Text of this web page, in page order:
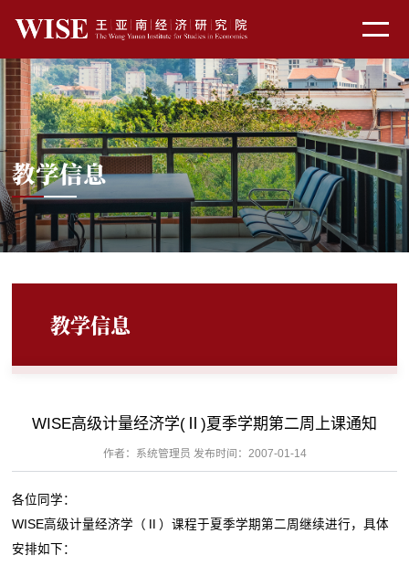
教学信息
教学信息
WISE高级计量经济学(Ⅱ)夏季学期第二周上课通知
作者：系统管理员 发布时间：2007-01-14
各位同学：
WISE高级计量经济学（Ⅱ）课程于夏季学期第二周继续进行，具体
安排如下：